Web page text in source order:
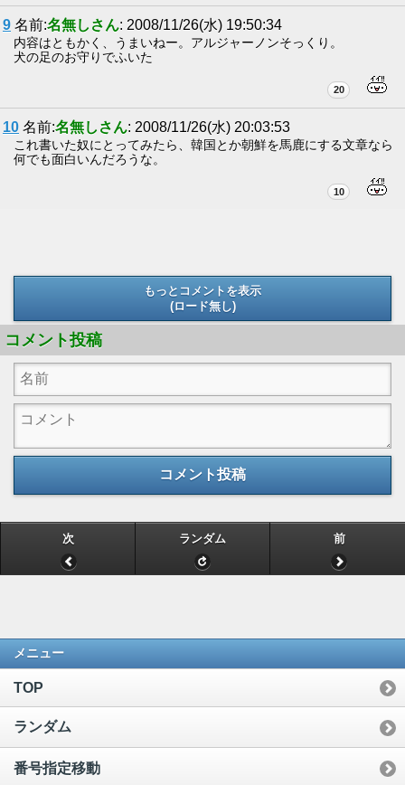
9 名前:名無しさん: 2008/11/26(水) 19:50:34
内容はともかく、うまいねー。アルジャーノンそっくり。
犬の足のお守りでふいた
20
10 名前:名無しさん: 2008/11/26(水) 20:03:53
これ書いた奴にとってみたら、韓国とか朝鮮を馬鹿にする文章なら
何でも面白いんだろうな。
10
もっとコメントを表示
(ロード無し)
コメント投稿
コメント投稿
次 ランダム 前
メニュー
TOP
ランダム
番号指定移動